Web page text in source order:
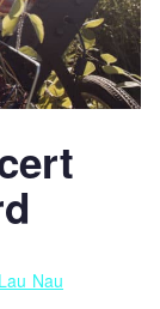
Lau Nau